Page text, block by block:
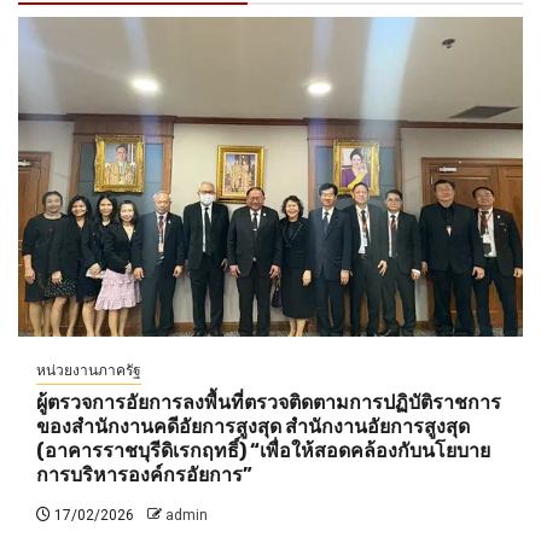
หน่วยงานภาครัฐ
ผู้ตรวจการอัยการลงพื้นที่ตรวจติดตามการปฏิบัติราชการ
ของสำนักงานคดีอัยการสูงสุด สำนักงานอัยการสูงสุด
(อาคารราชบุรีดิเรกฤทธิ์) “เพื่อให้สอดคล้องกับนโยบาย
การบริหารองค์กรอัยการ”
17/02/2026 admin